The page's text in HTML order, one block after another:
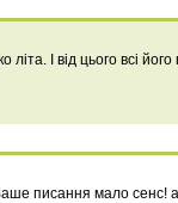
І від цього всі
писання мало сенс!